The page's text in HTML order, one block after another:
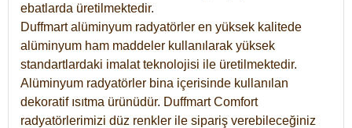
ebatlarda üretilmektedir.
Duffmart alüminyum radyatörler en yüksek kalitede
alüminyum ham maddeler kullanılarak yüksek
standartlardaki imalat teknolojisi ile üretilmektedir.
Alüminyum radyatörler bina içerisinde kullanılan
dekoratif ısıtma ürünüdür. Duffmart Comfort
radyatörlerimizi düz renkler ile sipariş verebileceğiniz